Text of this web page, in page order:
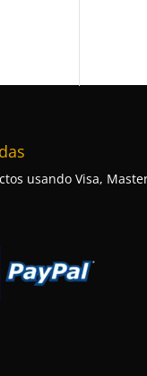
usando Visa,